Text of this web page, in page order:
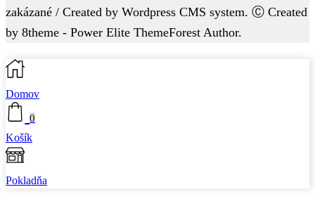
zakázané / Created by Wordpress CMS system. Ⓒ Created
by 8theme - Power Elite ThemeForest Author.
Domov
0
Košík
Pokladňa